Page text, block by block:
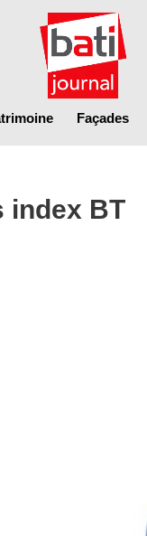
Façades
index BT